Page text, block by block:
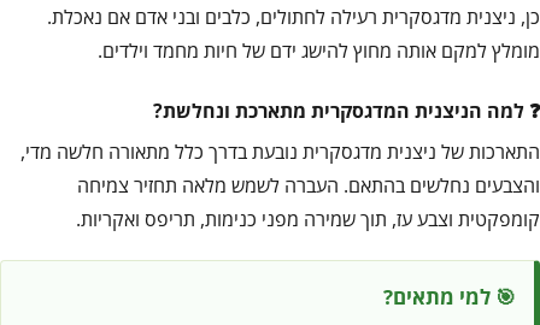
כן, ניצנית מדגסקרית רעילה לחתולים, כלבים ובני אדם אם נאכלת.
מומלץ למקם אותה מחוץ להישג ידם של חיות מחמד וילדים.
למה הניצנית המדגסקרית מתארכת ונחלשת?
התארכות של ניצנית מדגסקרית נובעת בדרך כלל מתאורה חלשה מדי,
והצבעים נחלשים בהתאם. העברה לשמש מלאה תחזיר צמיחה
קומפקטית וצבע עז, תוך שמירה מפני כנימות, תריפס ואקריות.
🎯 למי מתאים?